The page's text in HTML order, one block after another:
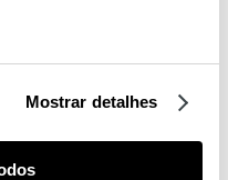
Mostrar detalhes